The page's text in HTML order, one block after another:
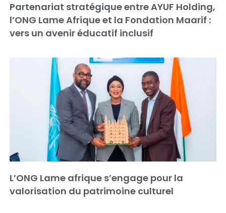
Partenariat stratégique entre AYUF Holding,
l’ONG Lame Afrique et la Fondation Maarif :
vers un avenir éducatif inclusif
L’ONG Lame afrique s’engage pour la
valorisation du patrimoine culturel